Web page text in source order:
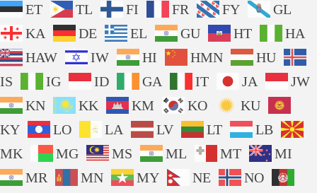
ET
TL FI FR FY
GL
KA
DE EL GU HT
HA
HAW
IW HI HMN
HU
IS
IG ID GA IT JA
JW
KN
KK KM KO
KU
KY
LO LA LV LT
LB
MK
MG MS ML MT
MI
MR
MN MY NE NO